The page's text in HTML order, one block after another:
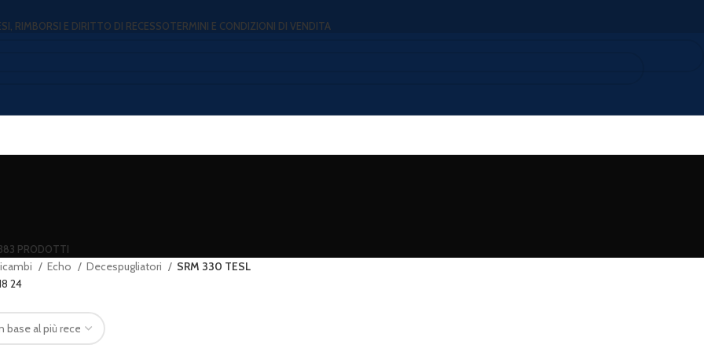
RIMBORSI E DIRITTO DI RECESSOTERMINI E CONDIZIONI DI VENDITA
PRODOTTI
Echo Decespugliatori
SRM 330 TESL
24